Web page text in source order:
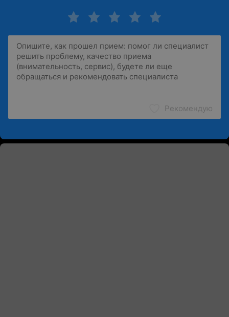
Рекомендую